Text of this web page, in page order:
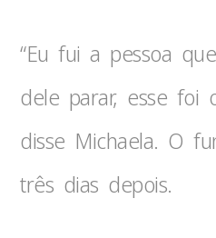
“Eu fui a pessoa
dele parar, esse foi
disse Michaela. O
três dias depois.